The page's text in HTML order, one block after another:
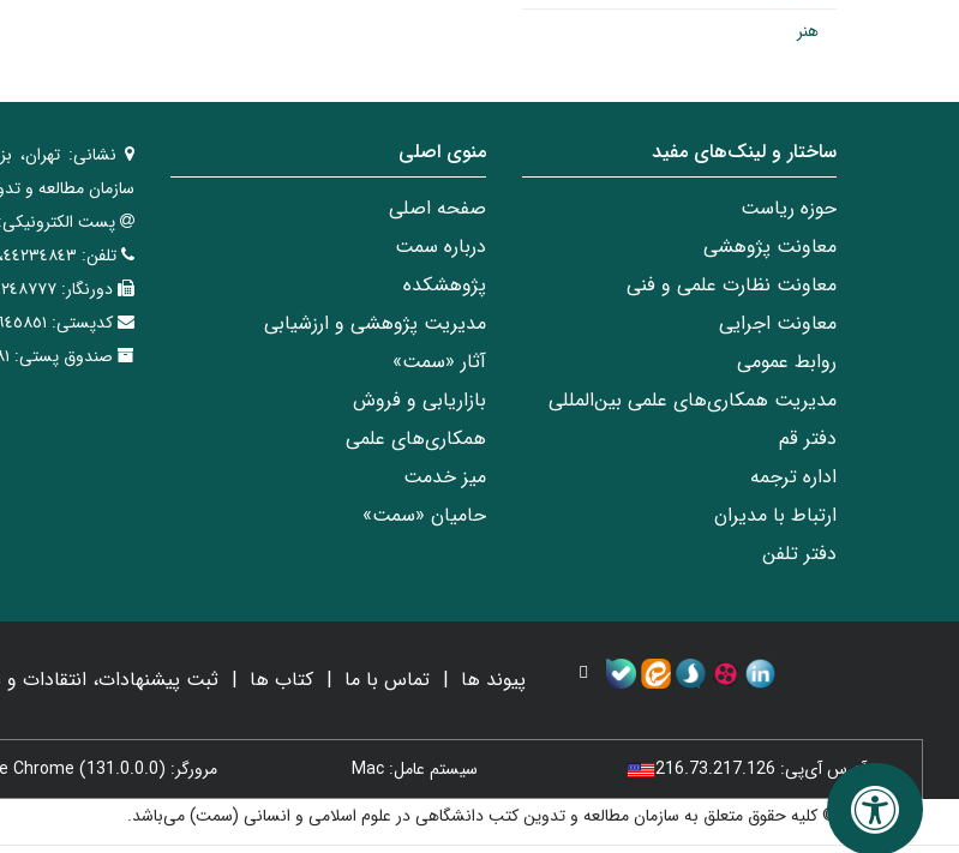
هنر
ساختار‌‌ و‌‌ لینک‌های مفید
حوزه ریاست
معاونت پژوهشی
معاونت نظارت علمی و فنی
معاونت اجرایی
روابط عمومی
مدیریت همکاری‌های علمی بین‌المللی
دفتر قم
اداره ترجمه
ارتباط با مدیران
دفتر تلفن
منوی اصلی
صفحه اصلی
درباره سمت
پژوهشکده
مدیریت پژوهشی و ارزشیابی
آثار «سمت»
بازاریابی و فروش
همکاری‌های علمی
میز خدمت
حامیان «سمت»
نشانی: تهران،
سازمان مطالعه و
پست الکترونیکی:
تلفن: ٤٤٢٣٤٨٤٣، ٤٤٢٤٨٧٧٦، ٤٤٢٤٧٦٣١
دورنگار:
کدپستی:
صندوق پستی:
پیوند ها تماس با ما کتاب ها ثبت پیشنهادات، انتقادات
آدرس آی‌پی: 216.73.217.126 سیستم عامل: Mac مرورگر: Google Chrome (131.0.0.0)
© کلیه حقوق متعلق به سازمان مطالعه و تدوین کتب دانشگاهی در علوم اسلامی و انسانی (سمت) می‌باشد.